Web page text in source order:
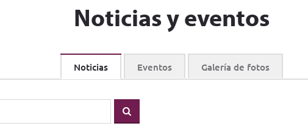
Noticias y eventos
Noticias Eventos Galería de fotos